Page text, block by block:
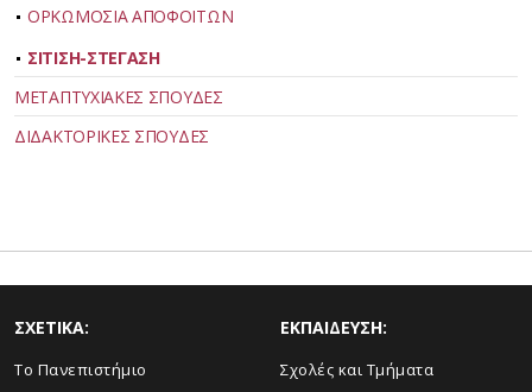
ΟΡΚΩΜΟΣΙΑ ΑΠΟΦΟΙΤΩΝ
ΣΙΤΙΣΗ-ΣΤΕΓΑΣΗ
ΜΕΤΑΠΤΥΧΙΑΚΕΣ ΣΠΟΥΔΕΣ
ΔΙΔΑΚΤΟΡΙΚΕΣ ΣΠΟΥΔΕΣ
ΣΧΕΤΙΚΑ:
Το Πανεπιστήμιο
ΕΚΠΑΙΔΕΥΣΗ:
Σχολές και Τμήματα